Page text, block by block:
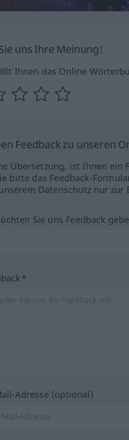
uns Ihre Meinung!
Ihnen das Online
Feedback zu unseren
Übersetzung, ist Ihnen ein
bitte das Feedback-
Datenschutz nur
Sie uns Feedback
Adresse (optional)